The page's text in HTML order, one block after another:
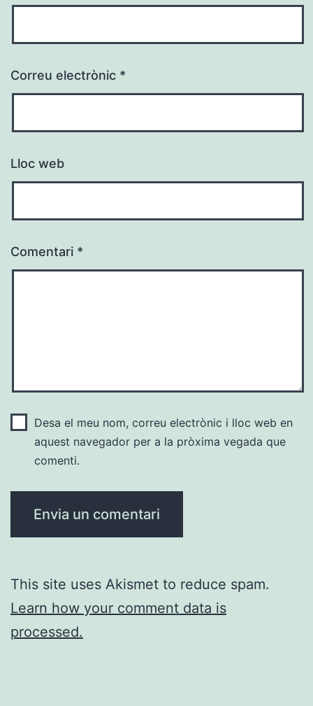
Correu electrònic *
Lloc web
Comentari *
Desa el meu nom, correu electrònic i lloc web en
aquest navegador per a la pròxima vegada que
comenti.
This site uses Akismet to reduce spam.
Learn how your comment data is
processed.